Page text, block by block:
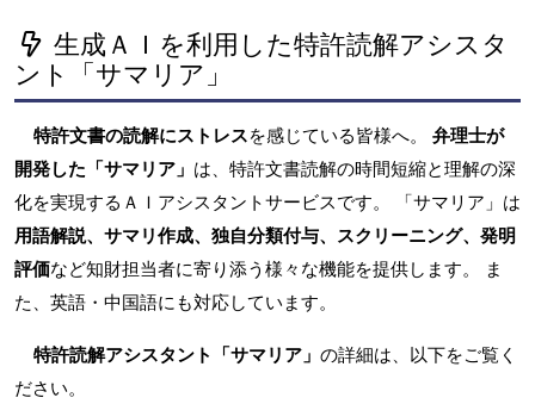
生成ＡＩを利用した特許読解アシスタ
ント「サマリア」
特許文書の読解にストレスを感じている皆様へ。 弁理士が
開発した「サマリア」 は、特許文書読解の時間短縮と理解の深
化を実現するＡＩアシスタントサービスです。 「サマリア」は
用語解説、サマリ作成、独自分類付与、スクリーニング、発明
評価など知財担当者に寄り添う様々な機能を提供します。 ま
た、英語・中国語にも対応しています。
特許読解アシスタント「サマリア」 の詳細は、以下をご覧く
ださい。